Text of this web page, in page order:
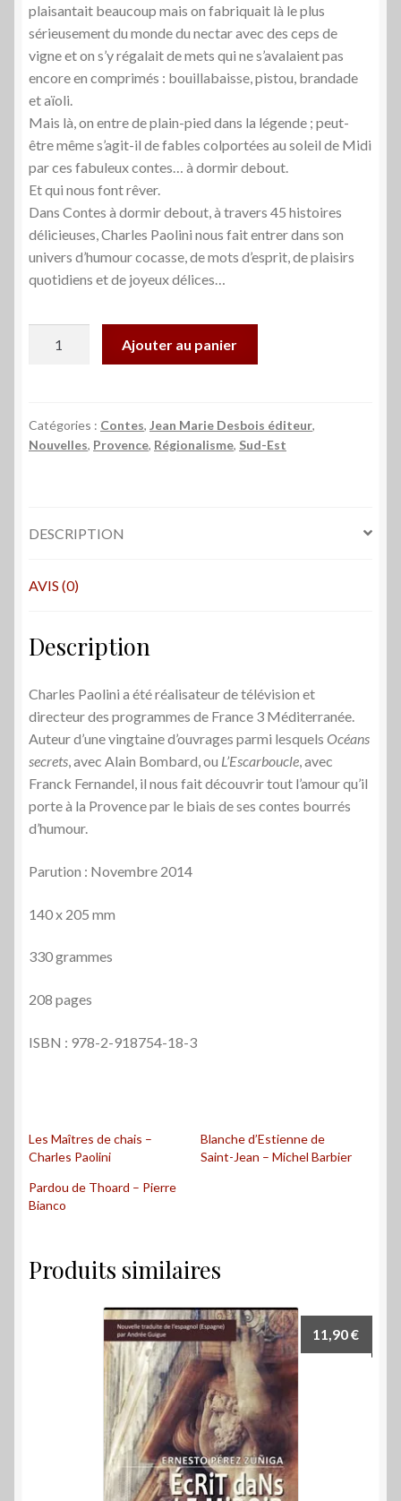
plaisantait beaucoup mais on fabriquait là le plus
sérieusement du monde du nectar avec des ceps de
vigne et on s’y régalait de mets qui ne s’avalaient pas
encore en comprimés : bouillabaisse, pistou, brandade
et aïoli.
Mais là, on entre de plain-pied dans la légende ; peut-
être même s’agit-il de fables colportées au soleil de Midi
par ces fabuleux contes… à dormir debout.
Et qui nous font rêver.
Dans Contes à dormir debout, à travers 45 histoires
délicieuses, Charles Paolini nous fait entrer dans son
univers d’humour cocasse, de mots d’esprit, de plaisirs
quotidiens et de joyeux délices…
dormir
debout
Ajouter au panier
Catégories : Contes, Jean Marie Desbois éditeur,
Nouvelles, Provence, Régionalisme, Sud-Est
DESCRIPTION
AVIS (0)
Description
Charles Paolini a été réa­li­sa­teur de télévision et
directeur des programmes de France 3 Méditerranée.
Auteur d’une vingtaine d’ouvrages parmi lesquels Océans
secrets, avec Alain Bombard, ou L’Escar­bou­cle, avec
Franck Fer­nan­del, il nous fait découvrirtout l’amour qu’il
porte à la Provence par le biais de ses contes bourrés
d’humour.
Parution : Novembre 2014
140 x 205 mm
330 grammes
208 pages
ISBN : 978-2-918754-18-3
Les Maîtres de chais –
Charles Paolini
Blanche d’Estienne de
Saint-Jean – Michel Barbier
Pardou de Thoard – Pierre
Bianco
Produits similaires
11,90€